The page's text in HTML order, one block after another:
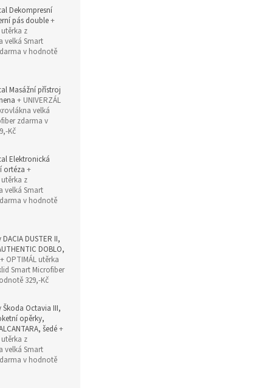
Dekompresní
pás double+
utěrka z
velká Smart
v hodnotě
Masážní přístroj
+ UNIVERZÁL
velká
zdarma v
Kč
Elektronická
ortéza +
utěrka z
velká Smart
v hodnotě
DUSTER II,
DOBLO,
+ OPTIMÁL utěrka
Smart Microfiber
329,-Kč
Octavia III,
opěrky,
šedé+
utěrka z
velká Smart
v hodnotě